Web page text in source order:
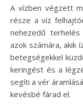
A vízben végzett
része a víz
nehezedő terhelés
azok számára, akik
betegségekkel
keringést és a
segíti a vér
kevésbé fárad el.